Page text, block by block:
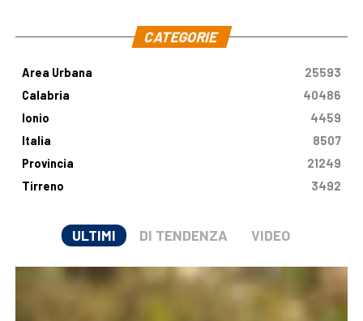
CATEGORIE
Area Urbana
25593
Calabria
40486
Ionio
4459
Italia
8507
Provincia
21249
Tirreno
3492
ULTIMI DI TENDENZA VIDEO